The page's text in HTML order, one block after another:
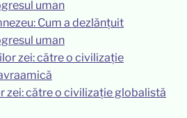
Cum a dezlănțuit
uman
zei: către o civilizație globalistă